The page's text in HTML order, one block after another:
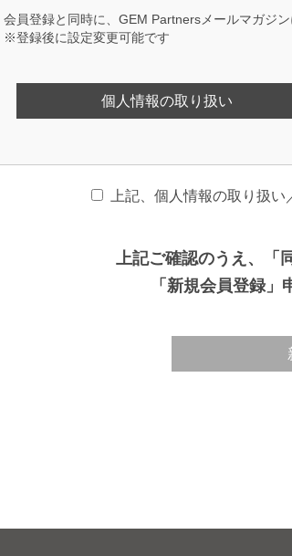
会員登録と同時に、GEM Partnersメールマガジ
※登録後に設定変更可能です
個人情報の取り扱い
上記、個人情報の取り扱
上記ご確認のうえ、「
「新規会員登録」